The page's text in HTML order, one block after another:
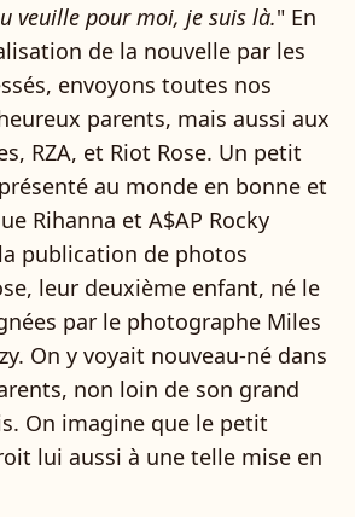
veuille pour moi, je suis là." En
de la nouvelle par les
envoyons toutes nos
parents, mais aussi aux
RZA, et Riot Rose. Un petit
au monde en bonne et
Rihanna et A$AP Rocky
publication de photos
leur deuxième enfant, né le
par le photographe Miles
On y voyait nouveau-né dans
non loin de son grand
On imagine que le petit
lui aussi à une telle mise en